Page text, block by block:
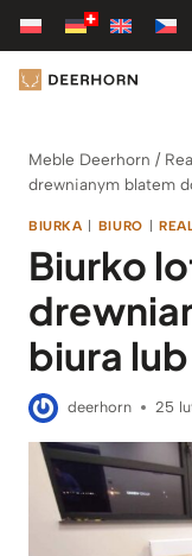
Przejdź
treści
Meble Deerhorn /
drewnianym blatem
BIURKA | BIURO |
Biurko
biura
deerhorn 25